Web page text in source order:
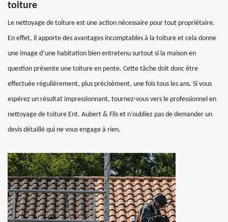
toiture
Le nettoyage de toiture est une action nécessaire pour tout propriétaire.
En effet, il apporte des avantages incomptables à la toiture et cela donne
une image d’une habitation bien entretenu surtout si la maison en
question présente une toiture en pente. Cette tâche doit donc être
effectuée régulièrement, plus précisément, une fois tous les ans. Si vous
espérez un résultat impressionnant, tournez-vous vers le professionnel en
nettoyage de toiture Ent. Aubert & Fils et n’oubliez pas de demander un
devis détaillé qui ne vous engage à rien.